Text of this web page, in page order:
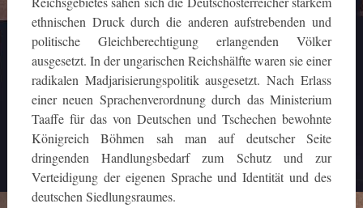
ethnischen Druck durch die anderen aufstrebenden und
politische Gleichberechtigung erlangenden Völker
ausgesetzt. In der ungarischen Reichshälfte waren sie einer
radikalen Madjarisierungspolitik ausgesetzt. Nach Erlass
einer neuen Sprachenverordnung durch das Ministerium
Taaffe für das von Deutschen und Tschechen bewohnte
Königreich Böhmen sah man auf deutscher Seite
dringenden Handlungsbedarf zum Schutz und zur
Verteidigung der eigenen Sprache und Identität und des
deutschen Siedlungsraumes.